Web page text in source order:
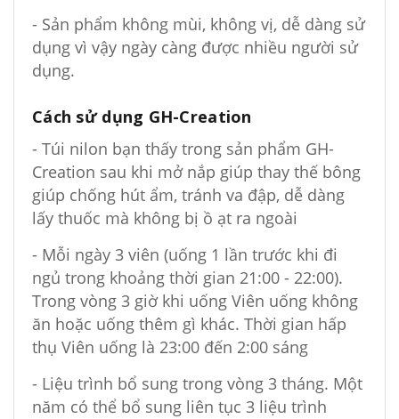
- Sản phẩm không mùi, không vị, dễ dàng sử
dụng vì vậy ngày càng được nhiều người sử
dụng.
Cách sử dụng GH-Creation
- Túi nilon bạn thấy trong sản phẩm GH-
Creation sau khi mở nắp giúp thay thế bông
giúp chống hút ẩm, tránh va đập, dễ dàng
lấy thuốc mà không bị ồ ạt ra ngoài
- Mỗi ngày 3 viên (uống 1 lần trước khi đi
ngủ trong khoảng thời gian 21:00 - 22:00).
Trong vòng 3 giờ khi uống Viên uống không
ăn hoặc uống thêm gì khác. Thời gian hấp
thụ Viên uống là 23:00 đến 2:00 sáng
- Liệu trình bổ sung trong vòng 3 tháng. Một
năm có thể bổ sung liên tục 3 liệu trình